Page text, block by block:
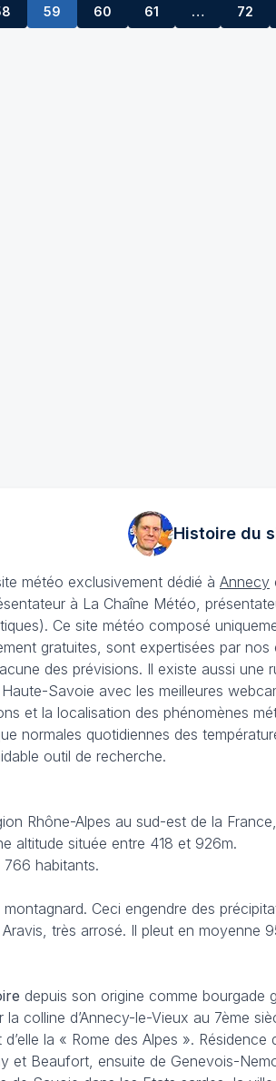
59 60 61 …
62 72
Histoire du
météo exclusivement dédié à Annecy
à La Chaîne Météo,
Ce site météo composé
gratuites, sont expertisées par
des prévisions. Il existe aussi
Savoie avec les meilleures
et la localisation des phénomènes
normales quotidiennes des
outil de recherche.
Rhône-Alpes au sud-est de la
altitude située entre 418 et 926m.
766 habitants.
Ceci engendre des
très arrosé. Il pleut en
depuis son origine comme bourgade
la colline d’Annecy-le-Vieux au 7ème
la « Rome des Alpes ».
et Beaufort, ensuite de Genevois-